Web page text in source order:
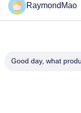
Plasma Cutter with
Thickness
CNC Plasma
Transmission
RaymondMao
Good day, what